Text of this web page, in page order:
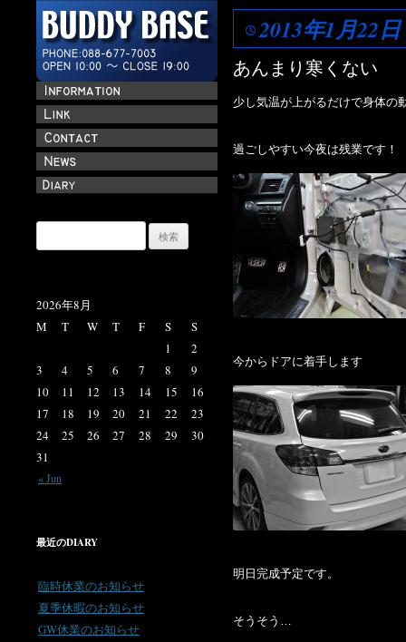
索:
2026年8月
M
T W T F S
S
1
2
3
4 5 6 7 8
9
10
11 12 13 14 15
16
17
18 19 20 21 22
23
24
25 26 27 28 29
30
31
« Jun
最近のDIARY
臨時休業のお知らせ
夏季休暇のお知らせ
GW休業のお知らせ
2013年1月22日
あんまり寒くない
少し気温が上がるだけで身体の
過ごしやすい今夜は残業です！
今からドアに着手します
明日完成予定です。
そうそう…